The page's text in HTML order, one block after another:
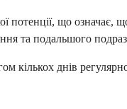
потенції, що
та подальшого
кількох днів